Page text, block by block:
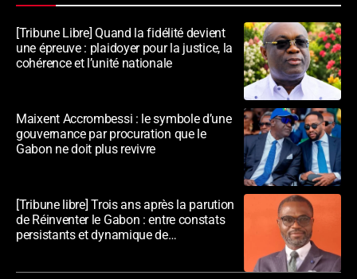
[Tribune Libre] Quand la fidélité devient
une épreuve : plaidoyer pour la justice, la
cohérence et l’unité nationale
Maixent Accrombessi : le symbole d’une
gouvernance par procuration que le
Gabon ne doit plus revivre
[Tribune libre] Trois ans après la parution
de Réinventer le Gabon : entre constats
persistants et dynamique de